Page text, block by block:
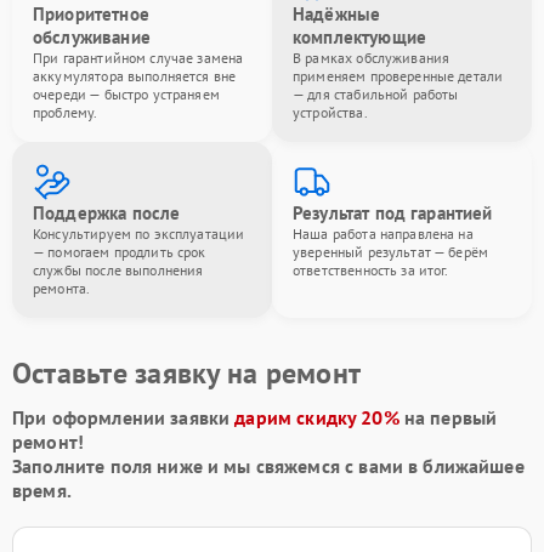
Приоритетное
обслуживание
При гарантийном случае замена
аккумулятора выполняется вне
очереди — быстро устраняем
проблему.
Надёжные
комплектующие
В рамках обслуживания
применяем проверенные детали
— для стабильной работы
устройства.
Поддержка после
Консультируем по эксплуатации
— помогаем продлить срок
службы после выполнения
ремонта.
Результат под гарантией
Наша работа направлена на
уверенный результат — берём
ответственность за итог.
Оставьте заявку на ремонт
При оформлении заявкидарим скидку 20%на первый
ремонт!
Заполните поля ниже и мы свяжемся с вами в ближайшее
время.